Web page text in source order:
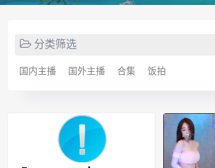
分类筛选
国内主播 国外主播 合集 饭拍